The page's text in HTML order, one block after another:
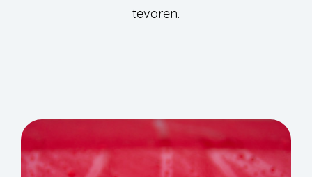
tevoren.